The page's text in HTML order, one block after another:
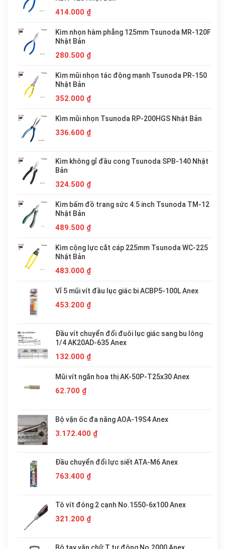
414.000 ₫
Kìm nhọn hàm phẳng 125mm Tsunoda MR-120F
Nhật Bản
280.500 ₫
Kìm mũi nhọn tác động mạnh Tsunoda PR-150
Nhật Bản
352.000 ₫
Kìm mũi nhọn Tsunoda RP-200HGS Nhật Bản
336.600 ₫
Kìm không gỉ đầu cong Tsunoda SPB-140 Nhật
Bản
324.500 ₫
Kìm bấm đồ trang sức 4.5 inch Tsunoda TM-12
Nhật Bản
489.500 ₫
Kìm cộng lực cắt cáp 225mm Tsunoda WC-225
Nhật Bản
483.000 ₫
Vỉ 5 mũi vít đầu lục giác bi ACBP5-100L Anex
453.200 ₫
Đầu vít chuyển đổi đuôi lục giác sang bu lông
1/4 AK20AD-635 Anex
132.000 ₫
Mũi vít ngắn hoa thị AK-50P-T25x30 Anex
62.700 ₫
Bộ vặn ốc đa năng AOA-19S4 Anex
3.172.400 ₫
Đầu chuyển đổi lực siết ATA-M6 Anex
763.400 ₫
Tô vít đóng 2 cạnh No.1550-6x100 Anex
321.200 ₫